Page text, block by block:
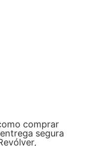
comprar
segura